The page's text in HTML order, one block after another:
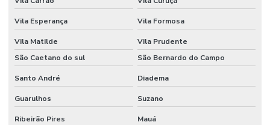
Vila Esperança Vila Formosa
Vila Matilde
Vila Prudente
São Caetano do sul
São Bernardo do Campo
Santo André Diadema
Guarulhos Suzano
Ribeirão Pires Mauá